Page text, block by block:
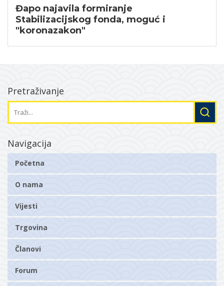
Đapo najavila formiranje
Stabilizacijskog fonda, moguć i
"koronazakon"
Pretraživanje
Navigacija
Početna
O nama
Vijesti
Trgovina
Članovi
Forum